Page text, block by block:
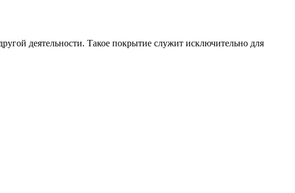
деятельности. Такое покрытие служит исключительно для